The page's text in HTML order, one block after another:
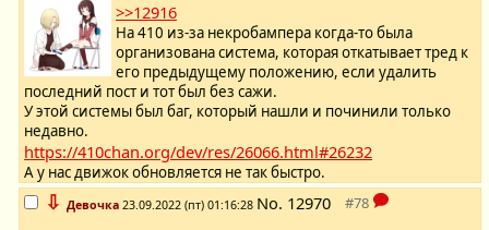
>>12916
На 410 из-за некробампера когда-то была
организована система, которая откатывает тред к
его предыдущему положению, если удалить
последний пост и тот был без сажи.
У этой системы был баг, который нашли и починили только
недавно.
https://410chan.org/dev/res/26066.html#26232
А у нас движок обновляется не так быстро.
⇩ Девочка 23.09.2022 (пт) 01:16:28 No. 12970